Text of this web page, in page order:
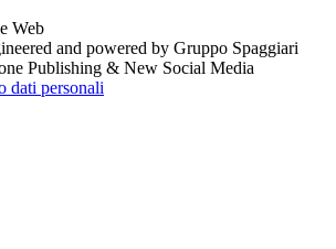
and powered by Gruppo Spaggiari
Publishing & New Social Media
dati personali